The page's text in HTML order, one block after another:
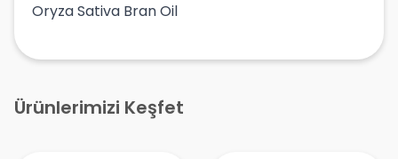
Oryza Sativa Bran Oil
Ürünlerimizi Keşfet